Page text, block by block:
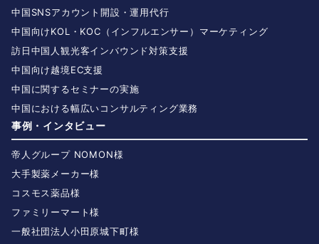
中国SNSアカウント開設・運用代行
中国向けKOL・KOC（インフルエンサー）マーケティング
訪日中国人観光客インバウンド対策支援
中国向け越境EC支援
中国に関するセミナーの実施
中国における幅広いコンサルティング業務
事例・インタビュー
帝人グループ NOMON様
大手製薬メーカー様
コスモス薬品様
ファミリーマート様
一般社団法人小田原城下町様